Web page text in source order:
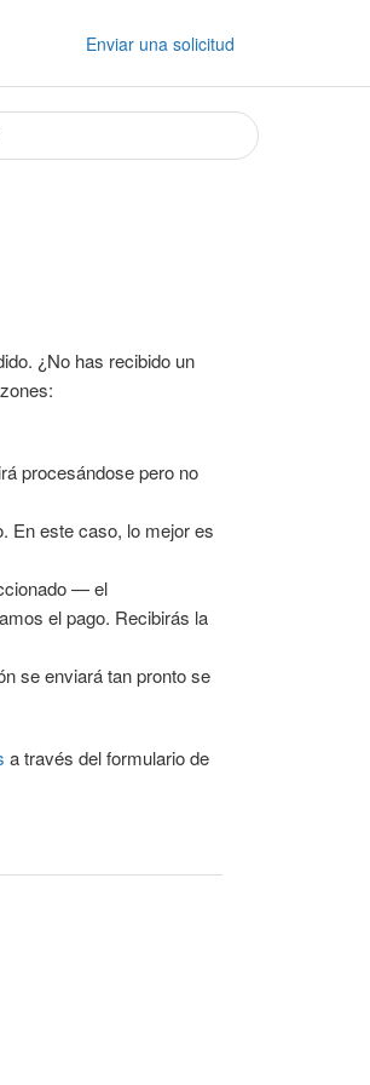
Enviar una solicitud
¿No has recibido un
procesándose pero no
En este caso, lo mejor es
— el
el pago. Recibirás la
se enviará tan pronto se
a través del formulario de